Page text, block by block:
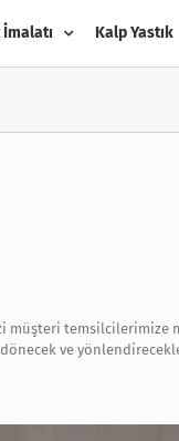
Kalp Yastık
müşteri temsilcilerimize
ve